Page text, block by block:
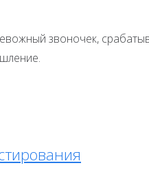
звоночек,